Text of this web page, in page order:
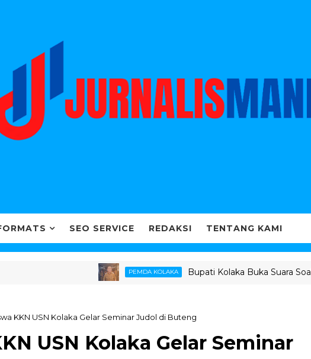
SEO SERVICE REDAKSI TENTANG KAMI
PEMDA KOLAKA Bupati Kolaka Buka Suara Soal
KKN USN Kolaka Gelar Seminar Judol di Buteng
USN Kolaka Gelar Seminar